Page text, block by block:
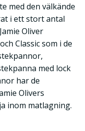
med den välkände
i ett stort antal
Oliver
Classic som i de
med lock
har de
Olivers
inom matlagning.